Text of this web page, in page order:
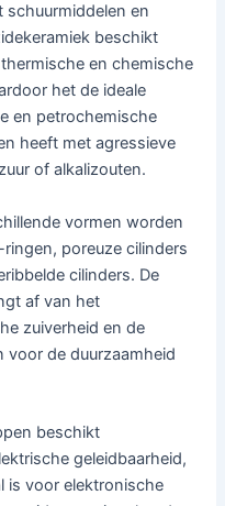
en
beschikt
en chemische
het de ideale
en petrochemische
heeft met agressieve
of alkalizouten.
vormen worden
poreuze cilinders
cilinders. De
af van het
zuiverheid en de
voor de duurzaamheid
beschikt
geleidbaarheid,
is voor elektronische